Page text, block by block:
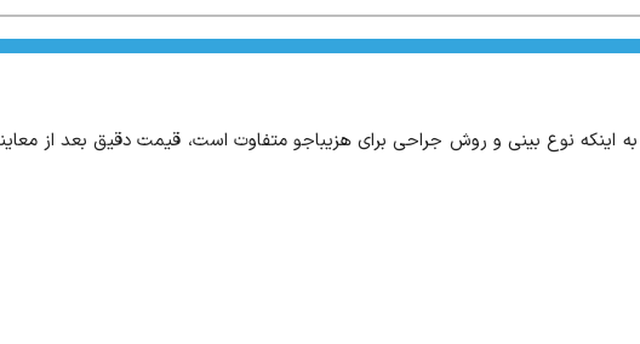
شروع شده که با توجه به اینکه نوع بینی و روش جراحی برای هزیباجو متفاوت است، قیمت دقیق